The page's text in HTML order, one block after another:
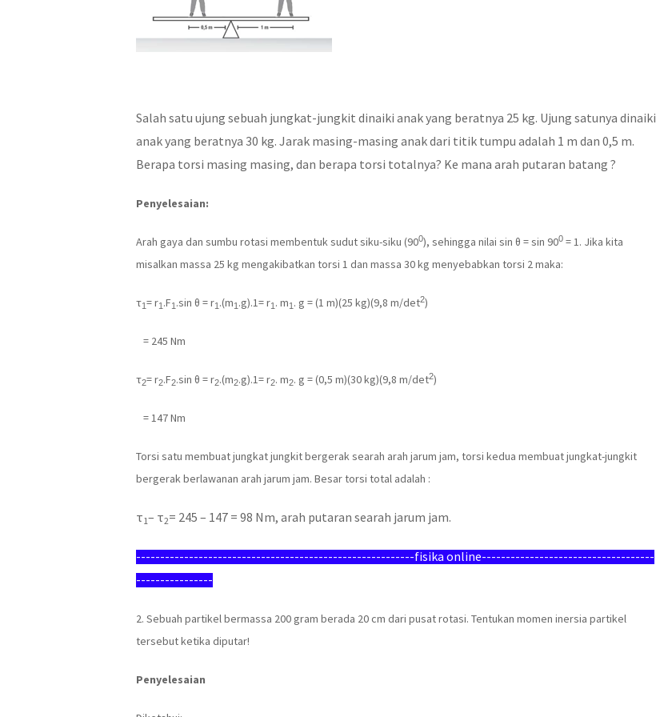
Salah satu ujung sebuah jungkat-jungkit dinaiki anak yang beratnya 25 kg. Ujung satunya dinaiki
anak yang beratnya 30 kg. Jarak masing-masing anak dari titik tumpu adalah 1 m dan 0,5 m.
Berapa torsi masing masing, dan berapa torsi totalnya? Ke mana arah putaran batang ?
Penyelesaian:
Arah gaya dan sumbu rotasi membentuk sudut siku-siku (900), sehingga nilai sin θ = sin 900= 1. Jika kita
misalkan massa 25 kg mengakibatkan torsi 1 dan massa 30 kg menyebabkan torsi 2 maka:
τ1= r1 .F1 .sin θ = r1 .(m1 .g).1= r1 . m1 . g = (1 m)(25 kg)(9,8 m/det2)
= 245 Nm
τ2= r2.F2.sin θ = r2.(m2.g).1= r2. m2. g = (0,5 m)(30 kg)(9,8 m/det2)
= 147 Nm
Torsi satu membuat jungkat jungkit bergerak searah arah jarum jam, torsi kedua membuat jungkat-jungkit
bergerak berlawanan arah jarum jam. Besar torsi total adalah :
τ1– τ2= 245 – 147 = 98 Nm, arah putaran searah jarum jam.
----------------------------------------------------------fisika online------------------------------------
----------------
2. Sebuah partikel bermassa 200 gram berada 20 cm dari pusat rotasi. Tentukan momen inersia partikel
tersebut ketika diputar!
Penyelesaian